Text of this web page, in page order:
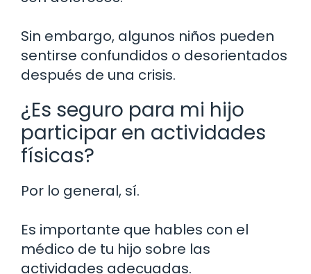
Sin embargo, algunos niños pueden
sentirse confundidos o desorientados
después de una crisis.
¿Es seguro para mi hijo
participar en actividades
físicas?
Por lo general, sí.
Es importante que hables con el
médico de tu hijo sobre las
actividades adecuadas.